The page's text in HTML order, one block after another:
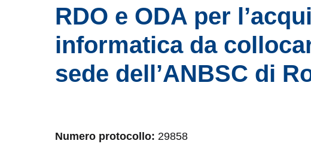
RDO e ODA per
informatica da
sede dell’ANBSC di
Numero protocollo: 29858